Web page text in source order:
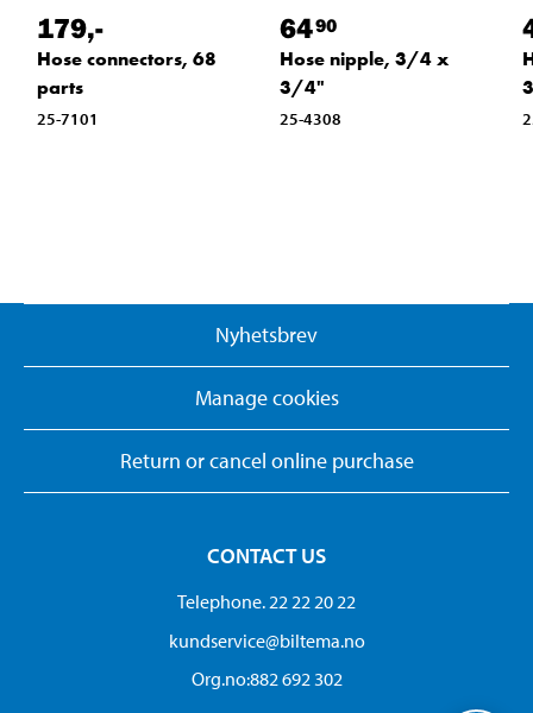
179,-
Hose connectors, 68
parts
25-7101
6490
Hose nipple, 3/4 x
3/4"
25-4308
Nyhetsbrev
Manage cookies
Return or cancel online purchase
CONTACT US
Telephone. 22 22 20 22
kundservice@biltema.no
Org.no:882 692 302